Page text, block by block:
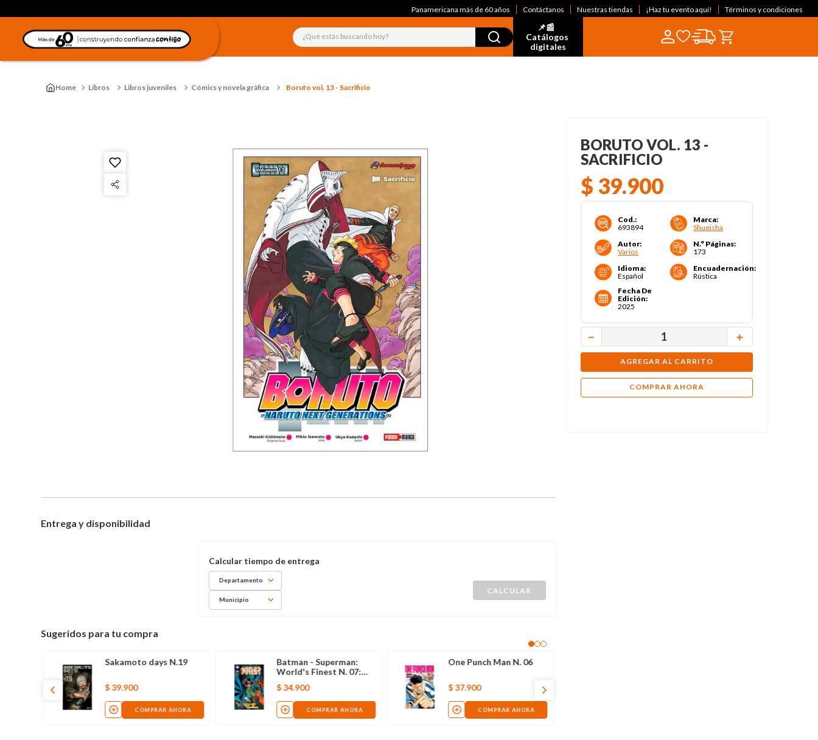
Panamericana más de 60 años Contáctanos Nuestras tiendas ¡Haz tu evento aquí! Términos y condiciones
¿Qué estás buscando hoy?
📌📰
Catálogos
digitales
Libros Libros juveniles Cómics y novela gráfica Boruto vol. 13 - Sacrificio
Entrega y disponibilidad
Departamento
Municipio
Sugeridos para tu compra
Sakamoto days N.19
$39.900
COMPRAR AHORA
Batman - Superman:
World's Finest N. 07:
Presentando a Boy
Thunder
$34.900
COMPRAR AHORA
One Punch Man N. 06
$37.900
COMPRAR AHORA
BORUTO VOL. 13 -
SACRIFICIO
$ 39.900
Cod.:
693894
Marca:
Shueisha
Autor:
Varios
N.° Páginas:
173
Idioma:
Español
Encuadernación:
Rústica
Fecha De
Edición:
2025
＋
－
AGREGAR AL CARRITO
COMPRAR AHORA